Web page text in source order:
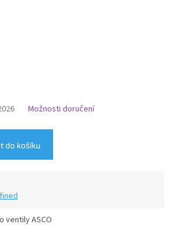
Možnosti doručení
do košíku
ventily ASCO